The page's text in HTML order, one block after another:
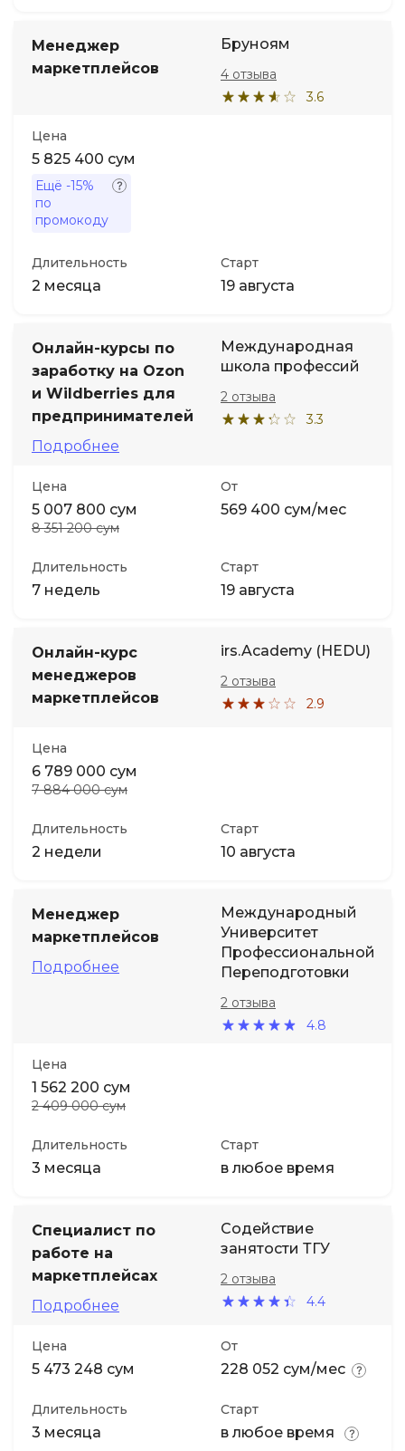
Менеджер
маркетплейсов
Бруноям
3.6
4 отзыва
Цена
5 825 400 сум
Ещё -15%
по
промокоду
Длительность
2 месяца
Старт
19 августа
Онлайн-курсы по
заработку на Ozon
и Wildberries для
предпринимателей
Подробнее
Международная
школа профессий
3.3
2 отзыва
Цена
5 007 800 сум
8 351 200 сум
От
569 400 сум/мес
Длительность
7 недель
Старт
19 августа
Онлайн-курс
менеджеров
маркетплейсов
irs.Academy (HEDU)
2.9
2 отзыва
Цена
6 789 000 сум
7 884 000 сум
Длительность
2 недели
Старт
10 августа
Менеджер
маркетплейсов
Подробнее
Международный
Университет
Профессиональной
Переподготовки
4.8
2 отзыва
Цена
1 562 200 сум
2 409 000 сум
Длительность
3 месяца
Старт
в любое время
Специалист по
работе на
маркетплейсах
Подробнее
Содействие
занятости ТГУ
4.4
2 отзыва
Цена
5 473 248 сум
От
228 052 сум/мес
Длительность
3 месяца
Старт
в любое время